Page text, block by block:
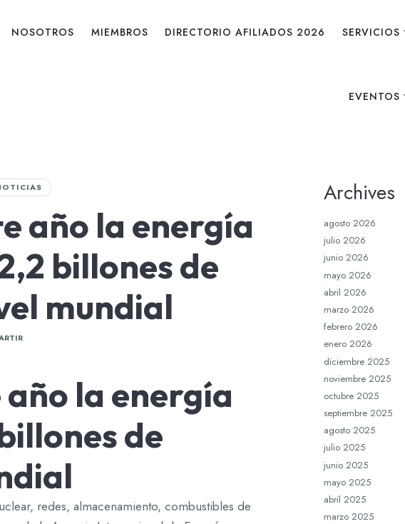
NOSOTROS MIEMBROS DIRECTORIO AFILIADOS 2026 SERVICIOS
EVENTOS
año la energía
billones de
mundial
año la energía
de
redes, almacenamiento, combustibles de
Archives
agosto 2026
julio 2026
junio 2026
mayo 2026
abril 2026
marzo 2026
febrero 2026
enero 2026
diciembre 2025
noviembre 2025
octubre 2025
septiembre 2025
agosto 2025
julio 2025
junio 2025
mayo 2025
abril 2025
marzo 2025